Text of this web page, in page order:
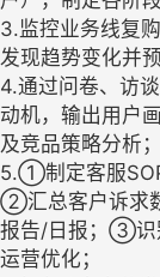
3.监控业务线复
发现趋势变化并预
4.通过问卷、访
动机，输出用户
及竞品策略分析；
5.①制定客服
②汇总客户诉求
报告/日报；③识
运营优化；